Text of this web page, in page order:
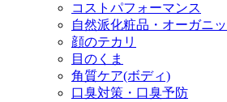
コストパフォーマンス
自然派化粧品・オーガニ
顔のテカリ
目のくま
角質ケア(ボディ)
口臭対策・口臭予防